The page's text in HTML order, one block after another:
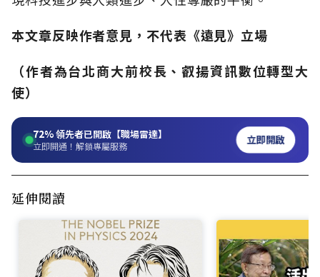
本文章反映作者意見，不代表《遠見》立場
（作者為台北商大前校長、叡揚資訊數位轉型大
使）
72%領先者已開啟【職場雷達】
立即開通！解鎖專屬服務 立即開啟
延伸閱讀